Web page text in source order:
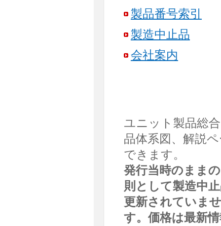
製品番号索引
製造中止品
会社案内
ユニット製品総
品体系図、解説
できます。
発行当時のまま
則として製造中
更新されていま
す。価格は最新